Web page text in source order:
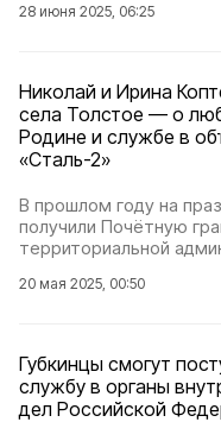
28 июня 2025, 06:25
Николай и Ирина
села Толстое — о
Родине и службе в
«Сталь-2»
В прошлом году на
получили Почётную
территориальной
20 мая 2025, 00:50
Губкинцы смогут
службу в органы
дел Российской